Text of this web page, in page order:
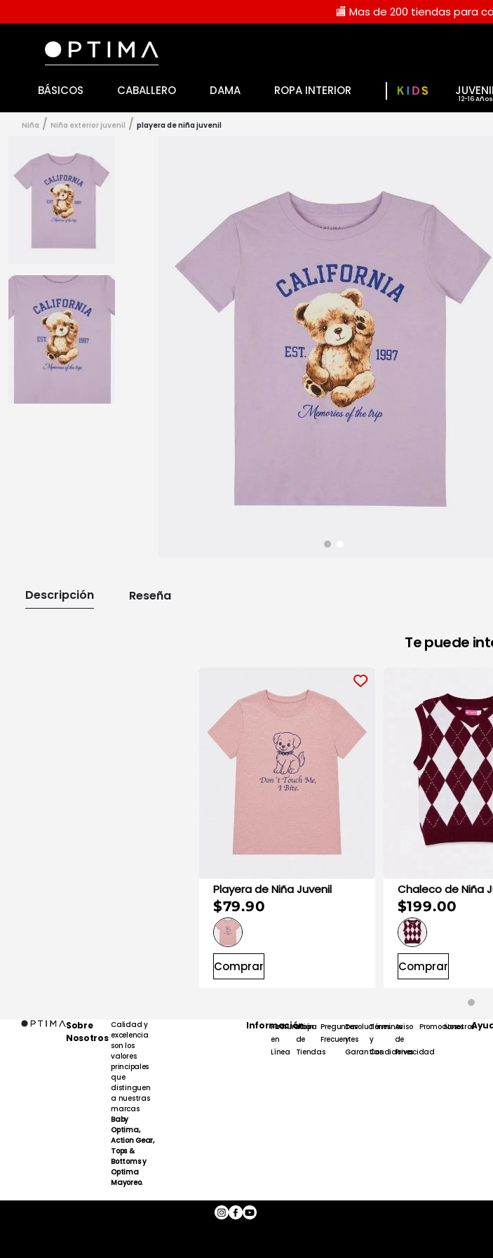
🏬 Mas de 200 tiendas para
BÁSICOS CABALLERO DAMA ROPA INTERIOR
niña niña exterior juvenil playera de niña juvenil
Descripción Reseña
Te puede
Playera de Niña Juvenil
$79.90
Comprar
Chaleco de
$199.00
Comprar
Sobre
Nosotros
Calidad y
excelencia
son los
valores
principales
que
distinguen
a nuestras
marcas
Baby
Optima,
Action Gear,
Tops &
Bottoms y
Optima
Mayoreo.
Información
Facturación
en
Línea
Mapa
de
Tiendas
Preguntas
Frecuentes
Devoluciones
y
Garantías
Términos
y
Condiciones
Aviso
de
Privacidad
Promociones
Nosotros
licencia
playeras caballero
4.
sudaderas
pantalones
playera manga larga